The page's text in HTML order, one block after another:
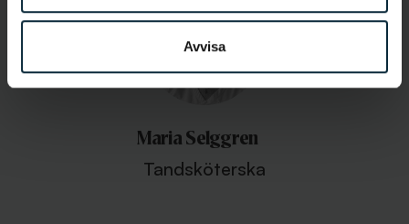
Avvisa
Maria Selggren
Tandsköterska